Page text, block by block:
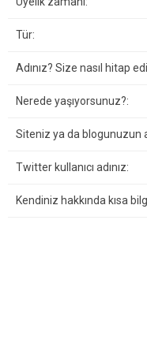
Tür:
Adınız? Size nasıl hitap
Nerede yaşıyorsunuz?:
Siteniz ya da blogunuzun
Twitter kullanıcı adınız:
Kendiniz hakkında kısa